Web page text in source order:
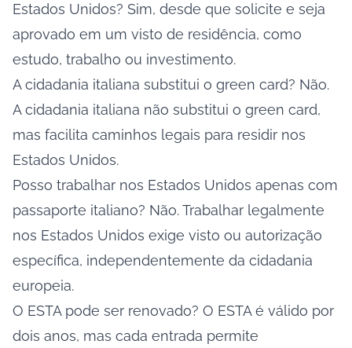
Estados Unidos? Sim, desde que solicite e seja
aprovado em um visto de residência, como
estudo, trabalho ou investimento.
A cidadania italiana substitui o green card? Não.
A cidadania italiana não substitui o green card,
mas facilita caminhos legais para residir nos
Estados Unidos.
Posso trabalhar nos Estados Unidos apenas com
passaporte italiano? Não. Trabalhar legalmente
nos Estados Unidos exige visto ou autorização
específica, independentemente da cidadania
europeia.
O ESTA pode ser renovado? O ESTA é válido por
dois anos, mas cada entrada permite